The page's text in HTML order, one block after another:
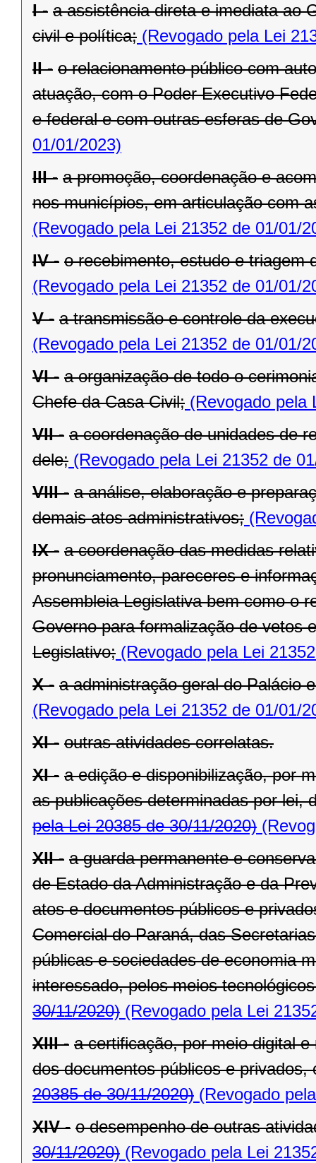
I - a assistência direta e imediata ao
civil e política; (Revogado pela Lei
II - o relacionamento público com
atuação, com o Poder Executivo
e federal e com outras esferas de
01/01/2023)
III - a promoção, coordenação e
nos municípios, em articulação com
(Revogado pela Lei 21352 de 01/01/
IV - o recebimento, estudo e triagem
(Revogado pela Lei 21352 de 01/01/
V - a transmissão e controle da
(Revogado pela Lei 21352 de 01/01/
VI - a organização de todo o
Chefe da Casa Civil; (Revogado pela
VII - a coordenação de unidades de
dele; (Revogado pela Lei 21352 de
VIII - a análise, elaboração e
demais atos administrativos;
IX - a coordenação das medidas
pronunciamento, pareceres e
Assembleia Legislativa bem como o
Governo para formalização de vetos
Legislativo; (Revogado pela Lei
X - a administração geral do Palácio
(Revogado pela Lei 21352 de 01/01/
XI - outras atividades correlatas.
XI - a edição e disponibilização, por
as publicações determinadas por lei,
pela Lei 20385 de 30/11/2020)
XII - a guarda permanente e
de Estado da Administração e da
atos e documentos públicos e
Comercial do Paraná, das
públicas e sociedades de economia
interessado, pelos meios
30/11/2020) (Revogado pela Lei
XIII - a certificação, por meio digital
dos documentos públicos e privados,
20385 de 30/11/2020) (Revogado
XIV - o desempenho de outras
30/11/2020) (Revogado pela Lei